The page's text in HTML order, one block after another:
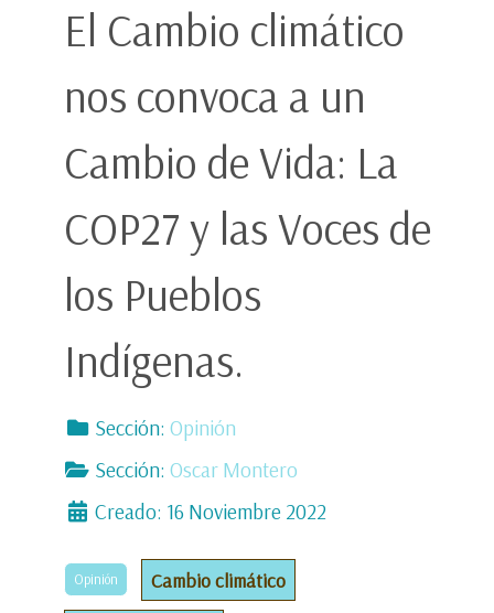
El Cambio climático
nos convoca a un
Cambio de Vida: La
COP27 y las Voces de
los Pueblos
Indígenas.
Sección: Opinión
Sección: Oscar Montero
Creado: 16 Noviembre 2022
Opinión Cambio climático